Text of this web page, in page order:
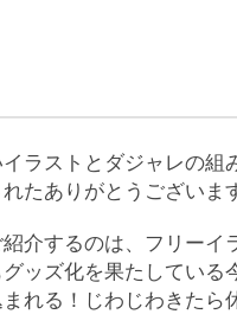
ラストとダジャレの組
たありがとうございま
介するのは、フリーイ
ッズ化を果たしている
れる！じわじわきたら